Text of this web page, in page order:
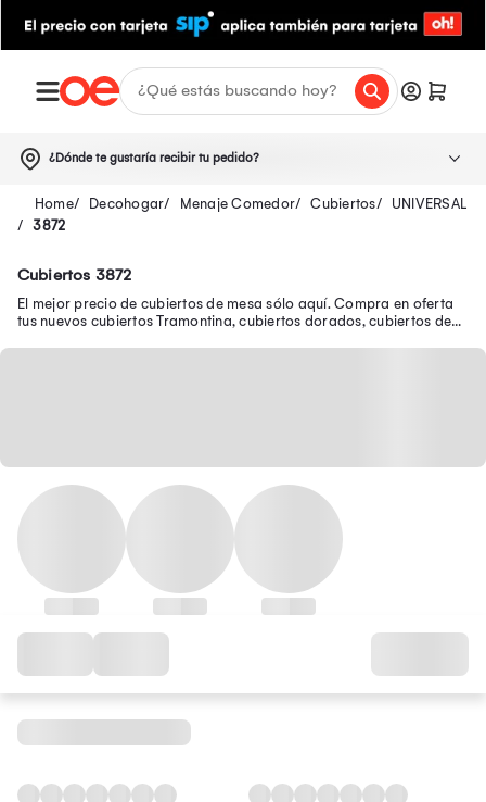
¿Dónde te gustaría recibir tu pedido?
Decohogar Menaje Comedor Cubiertos
UNIVERSAL
3872
Cubiertos 3872
El mejor precio de cubiertos de mesa sólo aquí. Compra en oferta
tus nuevos cubiertos Tramontina, cubiertos dorados, cubiertos de